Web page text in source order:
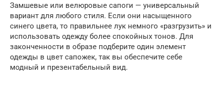
Замшевые или велюровые сапоги — универсальный
вариант для любого стиля. Если они насыщенного
синего цвета, то правильнее лук немного «разгрузить» и
использовать одежду более спокойных тонов. Для
законченности в образе подберите один элемент
одежды в цвет сапожек, так вы обеспечите себе
модный и презентабельный вид.